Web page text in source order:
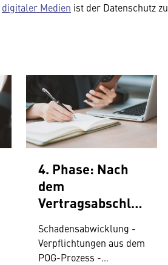
digitaler Medien ist der Datenschutz zu
4. Phase: Nach
dem
Vertragsabschlu
Beratungsprozes
s von
Schadensabwicklung -
Verpflichtungen aus dem
POG-Prozess -